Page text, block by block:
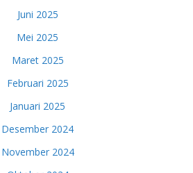
Juni 2025
Mei 2025
Maret 2025
Februari 2025
Januari 2025
Desember 2024
November 2024